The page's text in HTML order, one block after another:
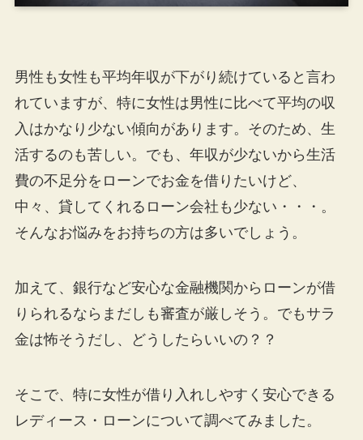
男性も女性も平均年収が下がり続けていると言わ
れていますが、特に女性は男性に比べて平均の収
入はかなり少ない傾向があります。そのため、生
活するのも苦しい。でも、年収が少ないから生活
費の不足分をローンでお金を借りたいけど、
中々、貸してくれるローン会社も少ない・・・。
そんなお悩みをお持ちの方は多いでしょう。
加えて、銀行など安心な金融機関からローンが借
りられるならまだしも審査が厳しそう。でもサラ
金は怖そうだし、どうしたらいいの？？
そこで、特に女性が借り入れしやすく安心できる
レディース・ローンについて調べてみました。